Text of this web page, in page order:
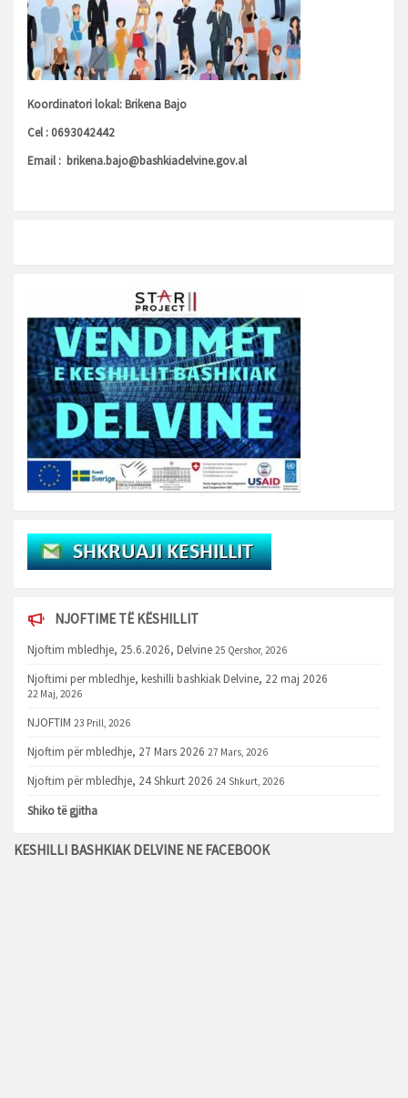
Koordinatori lokal: Brikena Bajo
Cel : 0693042442
Email : brikena.bajo@bashkiadelvine.gov.al
NJOFTIME TË KËSHILLIT
Njoftim mbledhje, 25.6.2026, Delvine 25 Qershor, 2026
Njoftimi per mbledhje, keshilli bashkiak Delvine, 22 maj 2026
22 Maj, 2026
NJOFTIM 23 Prill, 2026
Njoftim për mbledhje, 27 Mars 2026 27 Mars, 2026
Njoftim për mbledhje, 24 Shkurt 2026 24 Shkurt, 2026
Shiko të gjitha
KESHILLI BASHKIAK DELVINE NE FACEBOOK